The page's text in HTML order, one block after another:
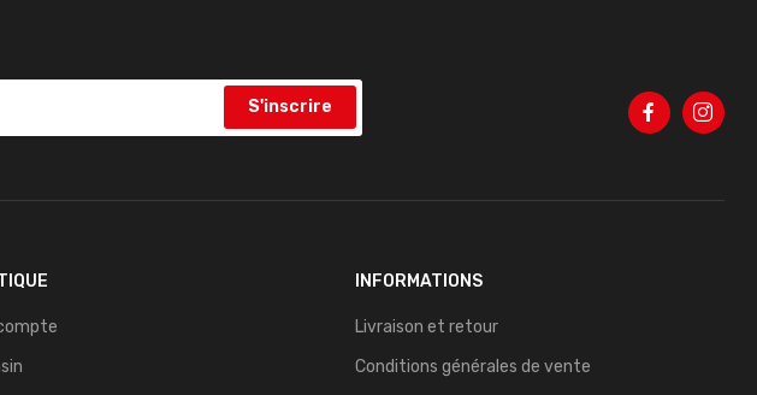
S'inscrire
INFORMATIONS
Livraison et retour
Conditions générales de vente